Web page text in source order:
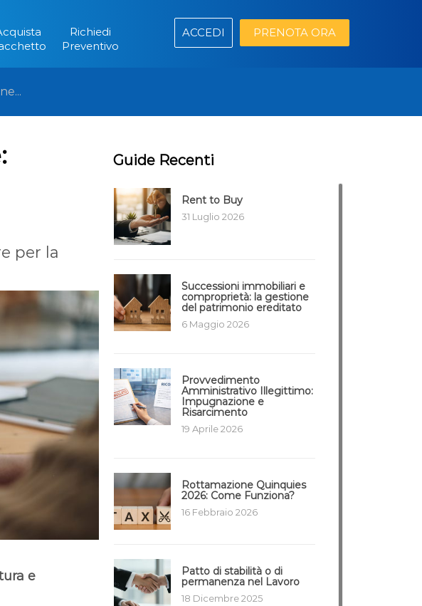
Richiedi
Preventivo
ACCEDI PRENOTA ORA
per la
e
Guide Recenti
Rent to Buy
31 Luglio 2026
Successioni immobiliari e
comproprietà: la gestione
del patrimonio ereditato
6 Maggio 2026
Provvedimento
Amministrativo Illegittimo:
Impugnazione e
Risarcimento
19 Aprile 2026
Rottamazione Quinquies
2026: Come Funziona?
16 Febbraio 2026
Patto di stabilità o di
permanenza nel Lavoro
18 Dicembre 2025